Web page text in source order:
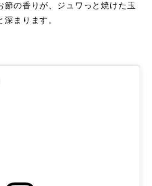
節の香りが、ジュワっと焼けた玉
まります。